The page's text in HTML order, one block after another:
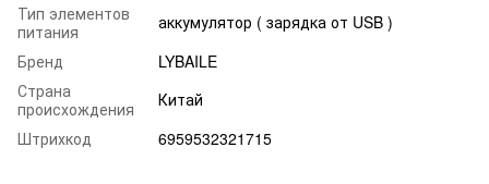
Тип элементов
питания
аккумулятор ( зарядка от USB )
Бренд
LYBAILE
Страна
происхождения
Китай
Штрихкод
6959532321715